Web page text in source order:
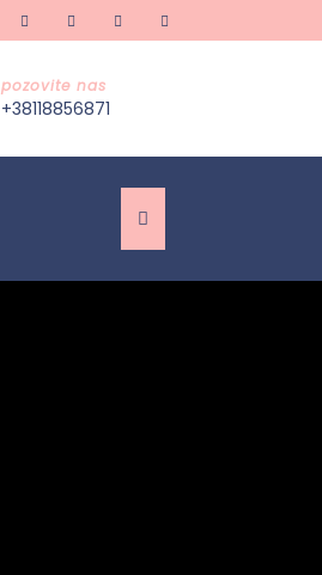
pozovite nas
+38118856871